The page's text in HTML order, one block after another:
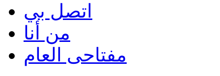
اتصل بي
من أنا
مفتاحى العام